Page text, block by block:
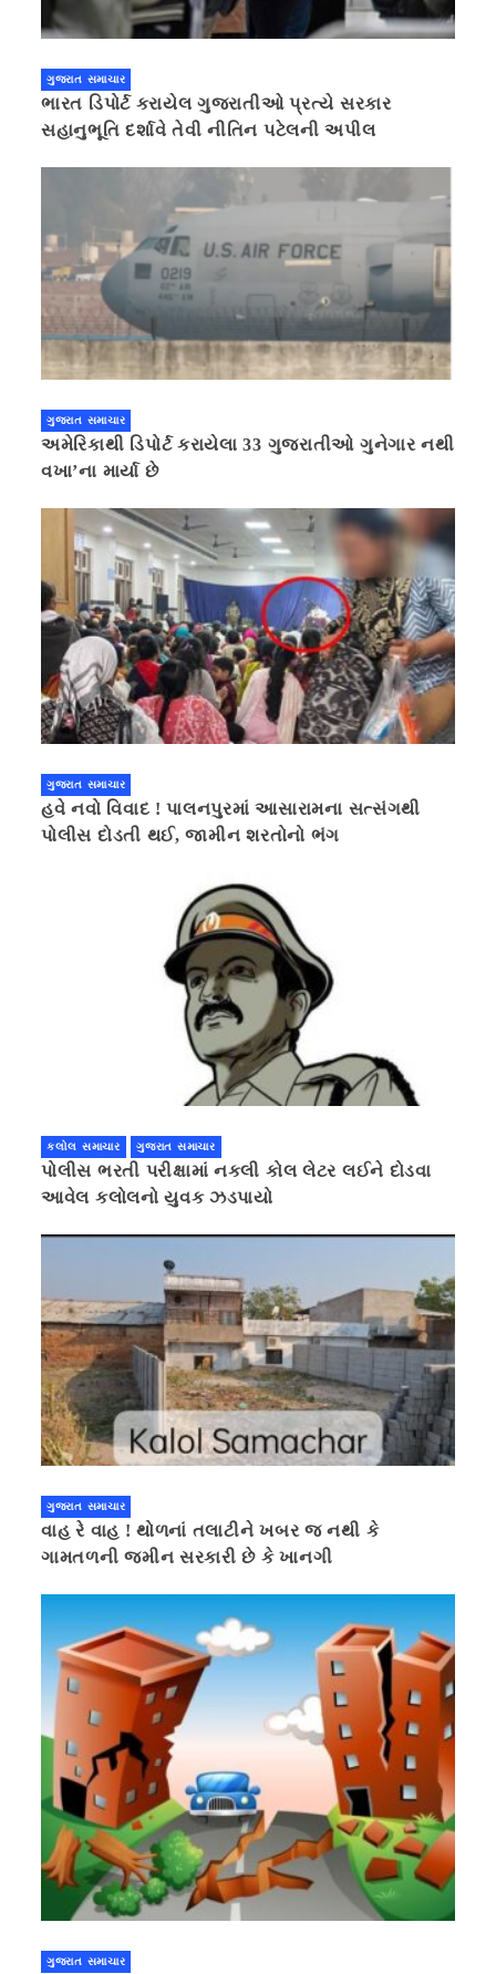
ગુજરાત સમાચાર
ભારત ડિપોર્ટ કરાયેલ ગુજરાતીઓ પ્રત્યે સરકાર
સહાનુભૂતિ દર્શાવે તેવી નીતિન પટેલની અપીલ
ગુજરાત સમાચાર
અમેરિકાથી ડિપોર્ટ કરાયેલા 33 ગુજરાતીઓ ગુનેગાર નથી
વખા’ના માર્યા છે
ગુજરાત સમાચાર
હવે નવો વિવાદ ! પાલનપુરમાં આસારામના સત્સંગથી
પોલીસ દોડતી થઈ, જામીન શરતોનો ભંગ
કલોલ સમાચાર ગુજરાત સમાચાર
પોલીસ ભરતી પરીક્ષામાં નકલી કોલ લેટર લઈને દોડવા
આવેલ કલોલનો યુવક ઝડપાયો
ગુજરાત સમાચાર
વાહ રે વાહ ! થોળનાં તલાટીને ખબર જ નથી કે
ગામતળની જમીન સરકારી છે કે ખાનગી
ગુજરાત સમાચાર